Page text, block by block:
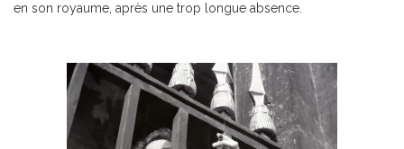
en son royaume, après une trop longue absence.